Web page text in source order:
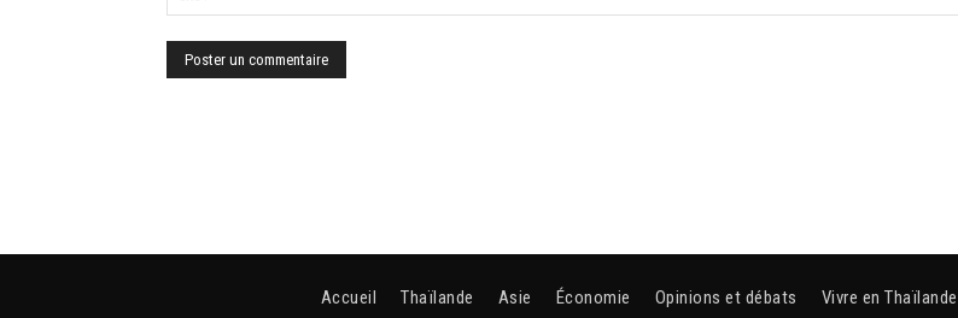
Accueil Thaïlande Asie Économie Opinions et débats Vivre en Thaïlande